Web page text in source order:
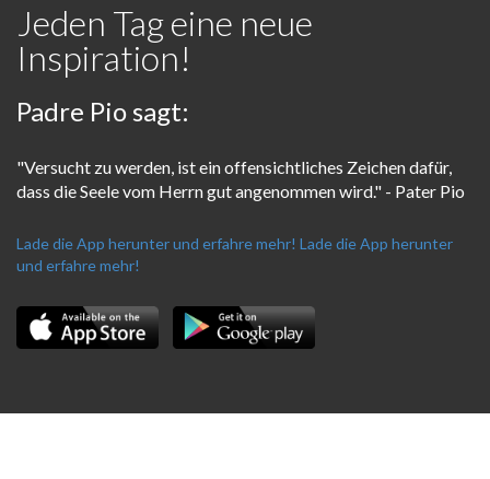
Jeden Tag eine neue
Inspiration!
Padre Pio sagt:
"Versucht zu werden, ist ein offensichtliches Zeichen dafür,
dass die Seele vom Herrn gut angenommen wird." - Pater Pio
Lade die App herunter und erfahre mehr! Lade die App herunter
und erfahre mehr!